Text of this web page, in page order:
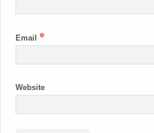
Email *
Website